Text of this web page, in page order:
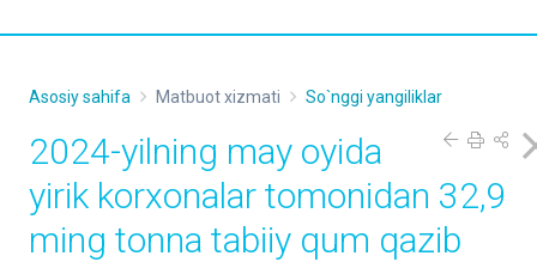
Asosiy sahifa Matbuot xizmati So`nggi yangiliklar
2024-yilning may oyida
yirik korxonalar tomonidan 32,9
ming tonna tabiiy qum qazib